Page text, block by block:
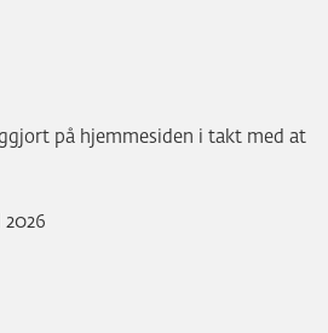
på hjemmesiden i takt med at